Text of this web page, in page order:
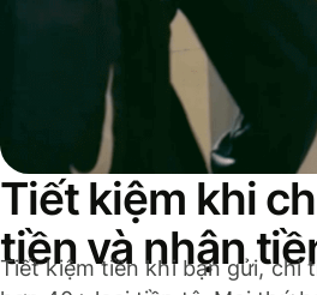
Tiết kiệm khi
tiền và nhận
Tiết kiệm tiền khi bạn gửi, chi